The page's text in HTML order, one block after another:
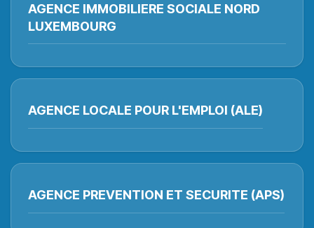
AGENCE IMMOBILIERE SOCIALE NORD
LUXEMBOURG
AGENCE LOCALE POUR L'EMPLOI (ALE)
AGENCE PREVENTION ET SECURITE (APS)